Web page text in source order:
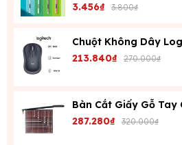
3.456₫ 3.800₫
Chuột Không Dây
213.840₫ 270.000₫
Bàn Cắt Giấy Gỗ Tay
287.280₫ 320.000₫